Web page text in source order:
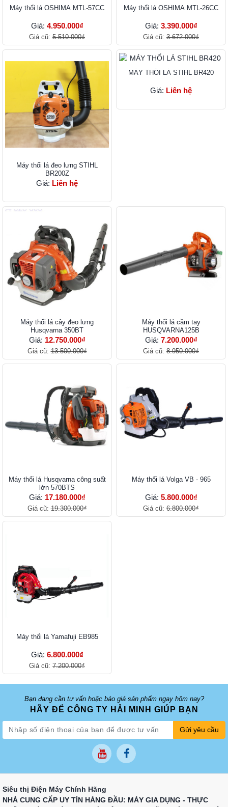
Máy thổi lá OSHIMA MTL-57CC
Giá: 4.950.000₫
Giá cũ: 5.510.000₫
Máy thổi lá OSHIMA MTL-26CC
Giá: 3.390.000₫
Giá cũ: 3.672.000₫
Máy thổi lá đeo lưng STIHL
BR200Z
Giá: Liên hệ
MÁY THỔI LÁ STIHL BR420
Giá: Liên hệ
Máy thổi lá cây đeo lưng
Husqvarna 350BT
Giá: 12.750.000₫
Giá cũ:13.500.000₫
Máy thổi lá cầm tay
HUSQVARNA125B
Giá: 7.200.000₫
Giá cũ: 8.950.000₫
Máy thổi lá Husqvarna công suất
lớn 570BTS
Giá: 17.180.000₫
Giá cũ:19.300.000₫
Máy thổi lá Volga VB - 965
Giá: 5.800.000₫
Giá cũ: 6.800.000₫
Máy thổi lá Yamafuji EB9​85
Giá: 6.800.000₫
Giá cũ: 7.200.000₫
Bạn đang cần tư vấn hoặc báo giá sản phẩm ngay hôm nay?
HÃY ĐỂ CÔNG TY HẢI MINH GIÚP BẠN
Gửi yêu cầu
Siêu thị Điện Máy Chính Hãng
NHÀ CUNG CẤP UY TÍN HÀNG ĐẦU: MÁY GIA DỤNG - THỰC